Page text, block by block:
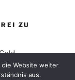
ZU
die Website weiter
aus.